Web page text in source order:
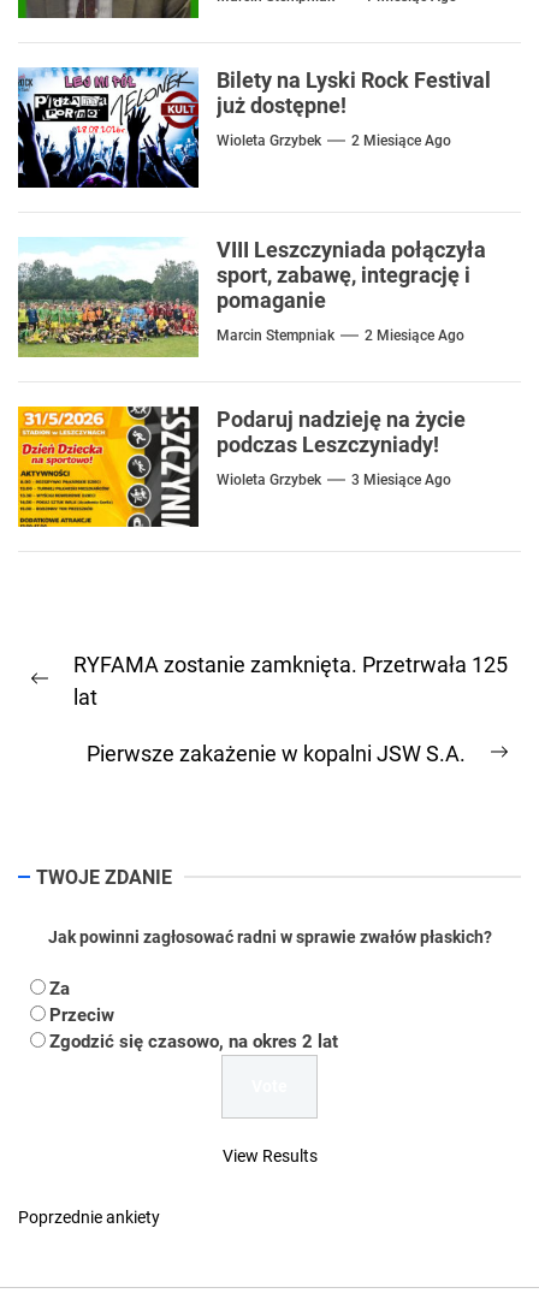
Bilety na Lyski Rock Festival
już dostępne!
Wioleta Grzybek 2 Miesiące Ago
VIII Leszczyniada połączyła
sport, zabawę, integrację i
pomaganie
Marcin Stempniak 2 Miesiące Ago
Podaruj nadzieję na życie
podczas Leszczyniady!
Wioleta Grzybek 3 Miesiące Ago
wpisu
Previous
RYFAMA zostanie zamknięta. Przetrwała 125
lat
Pierwsze zakażenie w kopalni JSW S.A.
TWOJE ZDANIE
Jak powinni zagłosować radni w sprawie zwałów płaskich?
Za
Przeciw
Zgodzić się czasowo, na okres 2 lat
View Results
Poprzednie ankiety